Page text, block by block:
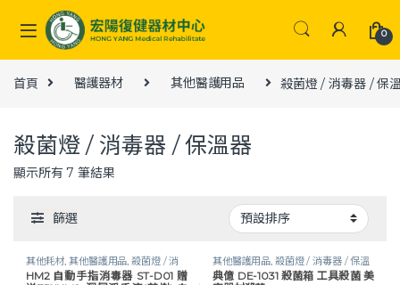
Skip to navigation
Skip to content
0
首頁 醫護器材 其他醫護用品 殺菌燈 / 消毒器 / 保
殺菌燈 / 消毒器 / 保溫器
顯示所有 7 筆結果
篩選
其他耗材 ,其他醫護用品 ,殺菌燈 / 消
毒器 / 保溫器,照護耗材,生活保健, 酒
HM2 自動手指消毒器 ST-D01 贈
其他醫護用品 殺菌燈 / 消毒器 / 保溫
器,美體美容,醫護器材
典億 DE-1031 殺菌箱 工具殺菌 美